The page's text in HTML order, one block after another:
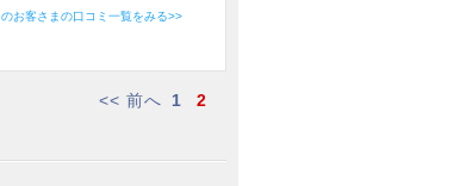
のお客さまの口コミ一覧をみる>>
<< 前へ 1 2